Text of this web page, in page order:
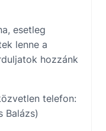
esetleg
lenne a
hozzánk
telefon:
Balázs)